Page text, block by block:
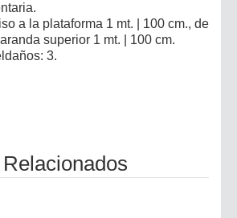
a la plataforma 1 mt. | 100 cm., de
superior 1 mt. | 100 cm.
3.